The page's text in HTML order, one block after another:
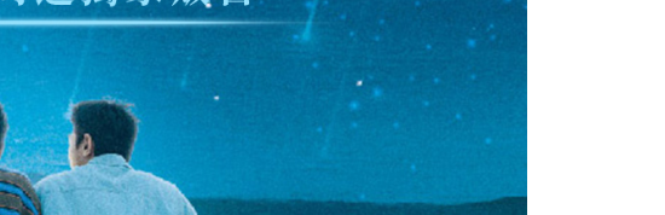
プロテクションズ（以下 AFTEE という）が提供し、AFTEEが代金を徴収
します。当サービスご利用の際に提供しなければならない個人情報（注
文者の氏名、電話番号、受取人の氏名、電話番号、受取人住所を含むが
これに限らない）は、AFTEEに渡され当サービスで必要な範囲内で利用
されます。AFTEEの個人情報の収集、処理、利用について、詳細は
AFTEE公式ホームページの『個人情報の収集、処理及び利用に関する声
明』をご参照ください（
AFTEEの初回ご利用の際に、審査を通過すれば、最高額がNT$10,000に
なります。支払い期限を過ぎた場合、その金額に基づいて年利20%の遅
貨到付款
國家/地區配送